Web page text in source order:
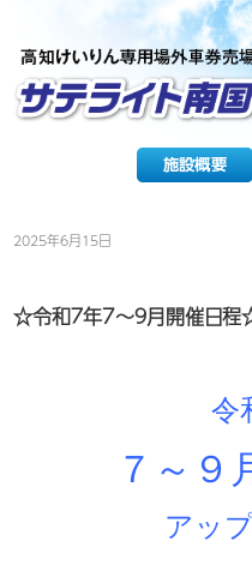
ン
ス投
2025年6月15日
☆令和７年7～９月開催日
令
７～９
アッ